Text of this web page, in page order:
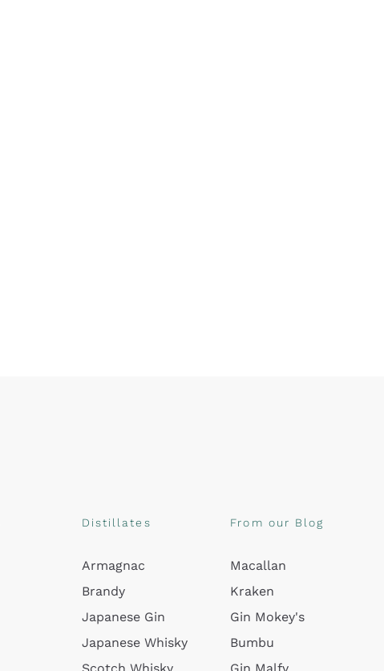
Distillates
Armagnac
Brandy
Japanese Gin
Japanese Whisky
From our Blog
Macallan
Kraken
Gin Mokey's
Bumbu